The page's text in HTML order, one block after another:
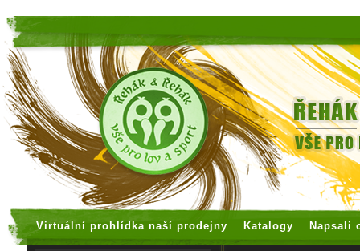
Virtuální prohlídka naší prodejny Katalogy Napsali